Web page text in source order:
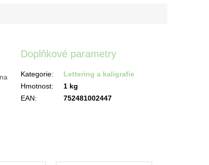
Doplňkové parametry
Kategorie:
Lettering a kaligrafie
Hmotnost:
1 kg
EAN: 752481002447